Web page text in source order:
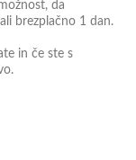
da
brezplačno 1 dan.
in če ste s